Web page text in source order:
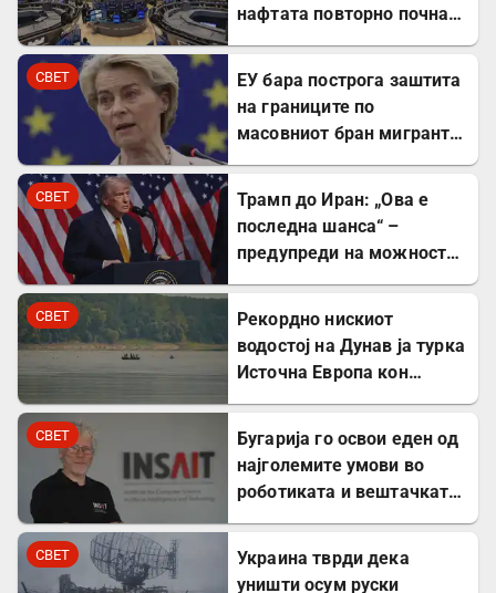
нафтата повторно почна
СВЕТ
ЕУ бара построга заштита
на границите по
масовниот бран мигранти
СВЕТ
Трамп до Иран: „Ова е
последна шанса“ –
предупреди на можност
СВЕТ
Рекордно нискиот
водостој на Дунав ја турка
Источна Европа кон
СВЕТ
Бугарија го освои еден од
најголемите умови во
роботиката и вештачката
СВЕТ
Украина тврди дека
уништи осум руски